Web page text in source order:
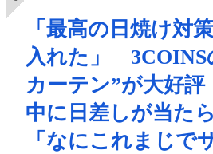
「最高の日焼け対
入れた」 3COINS
カーテン”が大好
中に日差しが当た
「なにこれまじで